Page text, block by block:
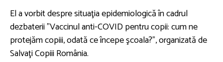
El a vorbit despre situaţia epidemiologică în cadrul
dezbaterii "Vaccinul anti-COVID pentru copii: cum ne
protejăm copiii, odată ce începe şcoala?", organizată de
Salvaţi Copiii România.